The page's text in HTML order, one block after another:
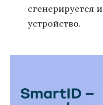
сгенерируется
устройство.